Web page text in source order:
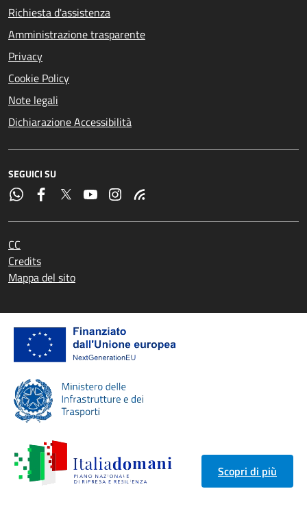
Richiesta d'assistenza
Amministrazione trasparente
Privacy
Cookie Policy
Note legali
Dichiarazione Accessibilità
SEGUICI SU
CC
Credits
Mappa del sito
Scopri di più